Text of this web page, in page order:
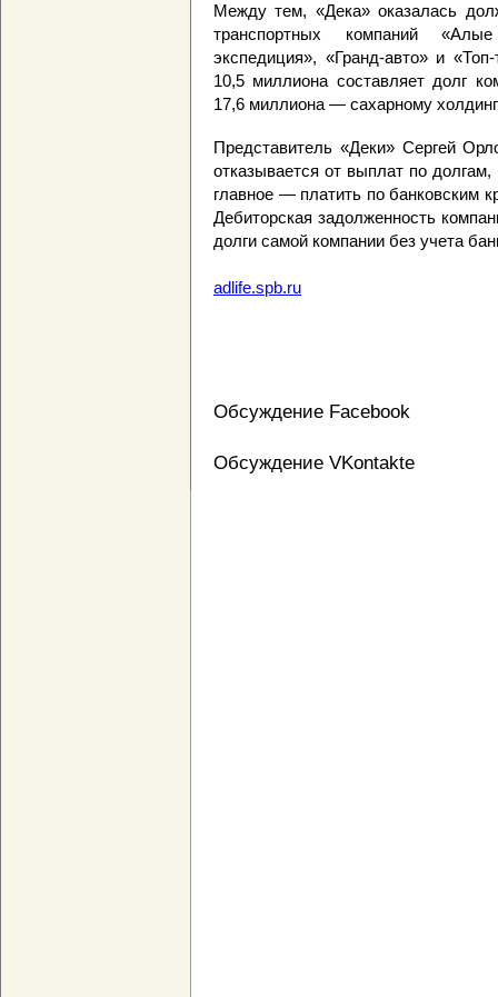
Между тем, «Дека» оказалась
транспортных компаний
экспедиция», «Гранд-авто» и
10,5 миллиона составляет долг
17,6 миллиона — сахарному
Представитель «Деки» Сергей
отказывается от выплат по
главное — платить по банковским
Дебиторская задолженность
долги самой компании без учета
adlife.spb.ru
Обсуждение Facebook
Обсуждение VKontakte